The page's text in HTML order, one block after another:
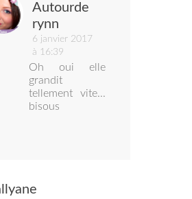
Autourde
rynn
6 janvier 2017
à 16:39
Oh oui elle
grandit
tellement vite...
bisous